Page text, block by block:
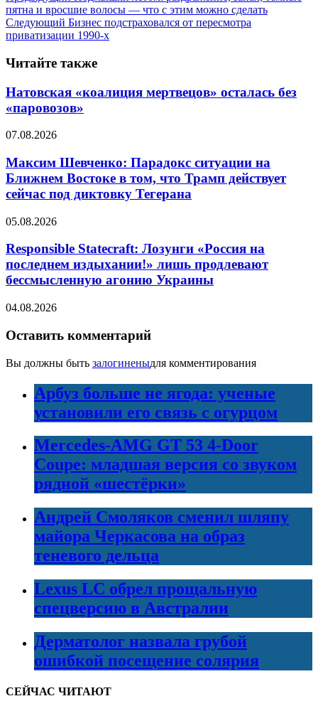
пятна и вросшие волосы — что с этим можно сделать
Следующий Бизнес подстраховался от пересмотра
приватизации 1990-х
Читайте также
Натовская «коалиция мертвецов» осталась без
«паровозов»
07.08.2026
Максим Шевченко: Парадокс ситуации на
Ближнем Востоке в том, что Трамп действует
сейчас под диктовку Тегерана
05.08.2026
Responsible Statecraft: Лозунги «Россия на
последнем издыхании!» лишь продлевают
бессмысленную агонию Украины
04.08.2026
Оставить комментарий
Вы должны быть залогиненыдля комментирования
Арбуз больше не ягода: ученые
установили его связь с огурцом
Mercedes-AMG GT 53 4-Door
Coupe: младшая версия со звуком
рядной «шестёрки»
Андрей Смоляков сменил шляпу
майора Черкасова на образ
теневого дельца
Lexus LC обрел прощальную
спецверсию в Австралии
Дерматолог назвала грубой
ошибкой посещение солярия
СЕЙЧАС ЧИТАЮТ